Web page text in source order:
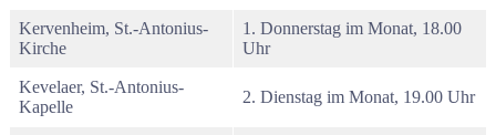
Kervenheim, St.-Antonius-
Kirche
1. Donnerstag im Monat, 18.00
Uhr
Kevelaer, St.-Antonius-
Kapelle
2. Dienstag im Monat, 19.00 Uhr